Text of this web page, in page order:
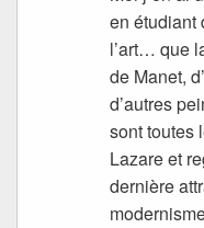
en étudiant
l’art… que
de Manet,
d’autres
sont toutes
Lazare et
dernière